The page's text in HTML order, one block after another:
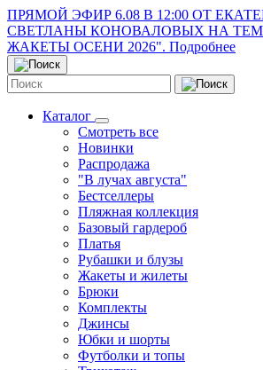
ПРЯМОЙ ЭФИР 6.08 В 12:00 ОТ
СВЕТЛАНЫ КОНОВАЛОВЫХ НА
ЖАКЕТЫ ОСЕНИ 2026". Подробнее
Каталог
Смотреть все
Новинки
Распродажа
"В лучах августа"
Бестселлеры
Пляжная коллекция
Базовый гардероб
Платья
Рубашки и блузы
Жакеты и жилеты
Брюки
Комплекты
Джинсы
Юбки и шорты
Футболки и топы